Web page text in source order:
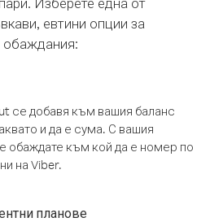
евтини опции за
обаждания:
се добавя към вашия баланс
и да е сума. С вашия
обаждате към кой да е номер по
на Viber.
планове